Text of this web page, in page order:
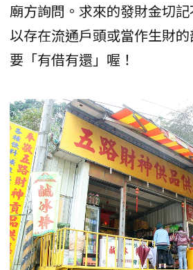
廟方詢問。求來的發財金切
以存在流通戶頭或當作生財
要「有借有還」喔！